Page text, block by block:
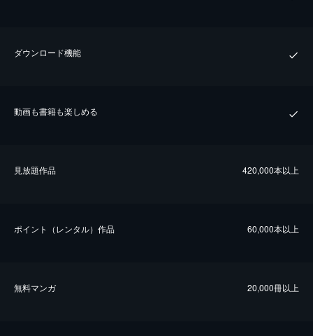
ダウンロード機能
動画も書籍も楽しめる
⾒放題作品 420,000本以上
ポイント（レンタル）作品 60,000本以上
無料マンガ 20,000冊以上